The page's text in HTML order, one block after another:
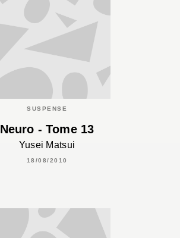
SUSPENSE
Neuro - Tome 13
Yusei Matsui
18/08/2010